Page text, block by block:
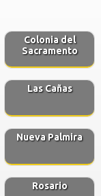
Colonia del
Sacramento
Las Cañas
Nueva Palmira
Rosario